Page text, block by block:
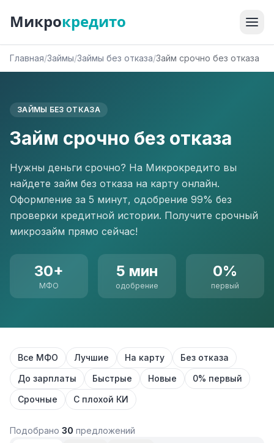
Микрокредито
Главная/Займы/Займы без отказа/Займ срочно без отказа
ЗАЙМЫ БЕЗ ОТКАЗА
Займ срочно без отказа
Нужны деньги срочно? На Микрокредито вы
найдете займ без отказа на карту онлайн.
Оформление за 5 минут, одобрение 99% без
проверки кредитной истории. Получите срочный
микрозайм прямо сейчас!
30+
МФО
5 мин
одобрение
0%
первый
Все МФО Лучшие На карту
Без отказа
До зарплаты
Быстрые Новые
0% первый
Срочные
С плохой КИ
Подобрано 30 предложений